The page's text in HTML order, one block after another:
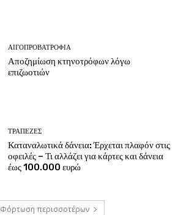
ΑΙΓΟΠΡΟΒΑΤΡΟΦΊΑ
Αποζημίωση κτηνοτρόφων λόγω
επιζωοτιών
ΤΡΆΠΕΖΕΣ
Καταναλωτικά δάνεια: Έρχεται πλαφόν στις
οφειλές – Τι αλλάζει για κάρτες και δάνεια
έως 100.000 ευρώ
Φόρτωση περισσοτέρων